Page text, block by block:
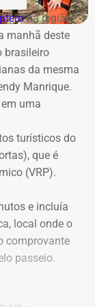
secretário
aditivo de
notificado a
nº
anulação
a um
SRP nº
manutenção
da Secretaria
plataformas
momentos
ao vivo.
a Band
o confronto
as propostas
Adriana
de
entre os
finais.
e o
na região
manhã deste
brasileiro
da mesma
Manrique.
uma
turísticos do
que é
(VRP).
e incluía
local onde o
comprovante
passeio.